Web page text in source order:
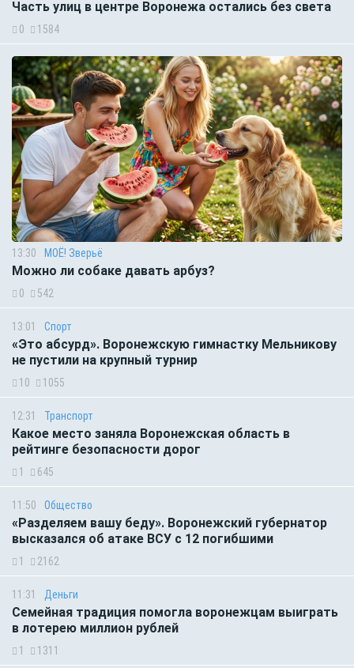
Часть улиц в центре Воронежа остались без света
0 1584
13:30 МОЁ! Зверьё
Можно ли собаке давать арбуз?
0 542
13:01 Спорт
«Это абсурд». Воронежскую гимнастку Мельникову
не пустили на крупный турнир
10 1055
12:31 Транспорт
Какое место заняла Воронежская область в
рейтинге безопасности дорог
1 645
11:50 Общество
«Разделяем вашу беду». Воронежский губернатор
высказался об атаке ВСУ с 12 погибшими
1 2162
11:31 Деньги
Семейная традиция помогла воронежцам выиграть
в лотерею миллион рублей
1 1311